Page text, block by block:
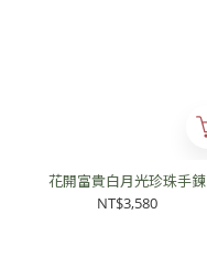
花開富貴白月光珍珠手鍊
NT$3,580